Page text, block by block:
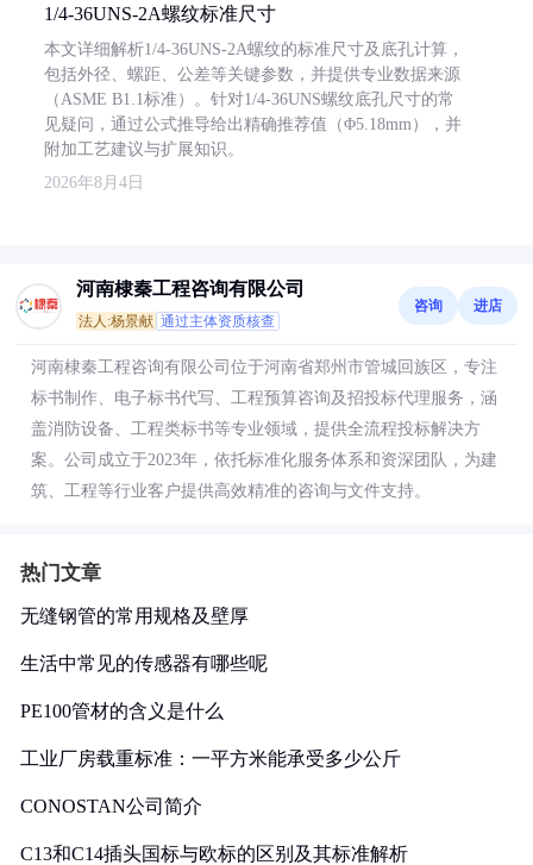
1/4-36UNS-2A螺纹标准尺寸
本文详细解析1/4-36UNS-2A螺纹的标准尺寸及底孔计算，
包括外径、螺距、公差等关键参数，并提供专业数据来源
（ASME B1.1标准）。针对1/4-36UNS螺纹底孔尺寸的常
见疑问，通过公式推导给出精确推荐值（Φ5.18mm），并
附加工艺建议与扩展知识。
2026年8月4日
河南棣秦工程咨询有限公司
法人:杨景献 通过主体资质核查
咨询 进店
河南棣秦工程咨询有限公司位于河南省郑州市管城回族区，专注
标书制作、电子标书代写、工程预算咨询及招投标代理服务，涵
盖消防设备、工程类标书等专业领域，提供全流程投标解决方
案。公司成立于2023年，依托标准化服务体系和资深团队，为建
筑、工程等行业客户提供高效精准的咨询与文件支持。
热门文章
无缝钢管的常用规格及壁厚
生活中常见的传感器有哪些呢
PE100管材的含义是什么
工业厂房载重标准：一平方米能承受多少公斤
CONOSTAN公司简介
C13和C14插头国标与欧标的区别及其标准解析